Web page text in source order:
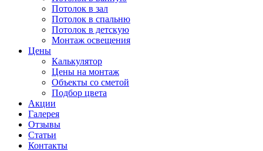
Потолок в зал
Потолок в спальню
Потолок в детскую
Монтаж освещения
Цены
Калькулятор
Цены на монтаж
Объекты со сметой
Подбор цвета
Акции
Галерея
Отзывы
Статьи
Контакты